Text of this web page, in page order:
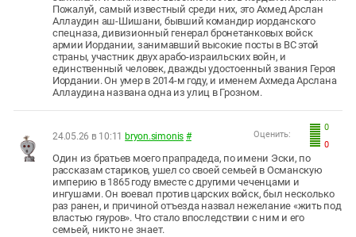
Пожалуй, самый известный среди них, это Ахмед Арслан
Аллаудин аш-Шишани, бывший командир иорданского
спецназа, дивизионный генерал бронетанковых войск
армии Иордании, занимавший высокие посты в ВС этой
страны, участник двух арабо-израильских войн, и
единственный человек, дважды удостоенный звания Героя
Иордании. Он умер в 2014-м году, и именем Ахмеда Арслана
Аллаудина названа одна из улиц в Грозном.
0
0
Оценить:
24.05.26 в 10:11 bryon.simonis #
Один из братьев моего прапрадеда, по имени Эски, по
рассказам стариков, ушел со своей семьей в Османскую
империю в 1865 году вместе с другими чеченцами и
ингушами. Он воевал против царских войск, был несколько
раз ранен, и причиной отъезда назвал нежелание «жить под
властью гяуров». Что стало впоследствии с ним и его
семьей, никто не знает.